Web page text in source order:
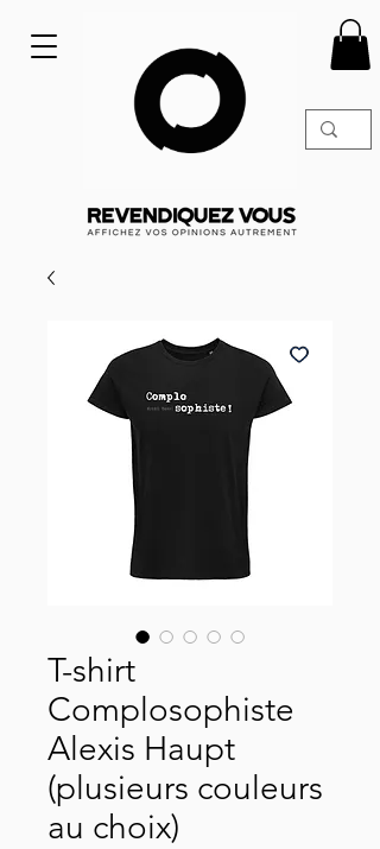
T-shirt
Complosophiste
Alexis Haupt
(plusieurs couleurs
au choix)